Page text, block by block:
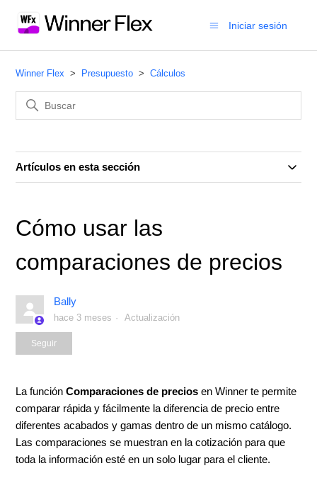
Iniciar sesión
Winner Flex Presupuesto Cálculos
Artículos en esta sección
Cómo usar las
comparaciones de precios
Bally
hace 3 meses Actualización
Seguir
La funciónComparaciones de precios en Winner te permite
comparar rápida y fácilmente la diferencia de precio entre
diferentes acabados y gamas dentro de un mismo catálogo.
Las comparaciones se muestran en la cotización para que
toda la información esté en un solo lugar para el cliente.